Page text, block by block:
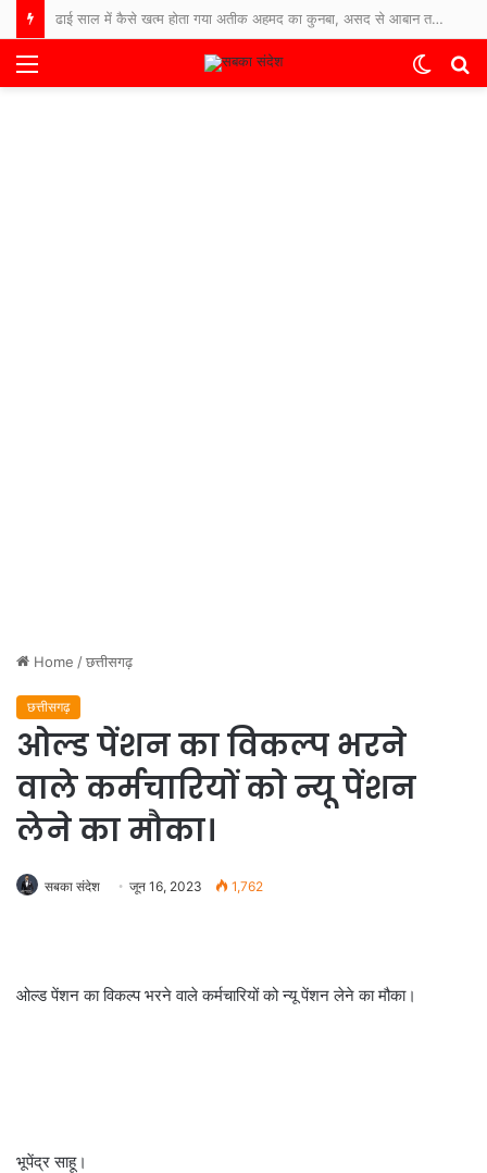
ढाई साल में कैसे खत्म होता गया अतीक अहमद का कुनबा, असद से आबान तक… जानिए कौन जिंदा, कौन जेल में और कौन फरार
Menu
Switch
Home /छत्तीसगढ़
छत्तीसगढ़
ओल्ड पेंशन का विकल्प भरने
वाले कर्मचारियों को न्यू पेंशन
लेने का मौका।
सबका संदेश जून 16, 2023 1,762
ओल्ड पेंशन का विकल्प भरने वाले कर्मचारियों को न्यू पेंशन लेने का मौका।
भूपेंद्र साहू।